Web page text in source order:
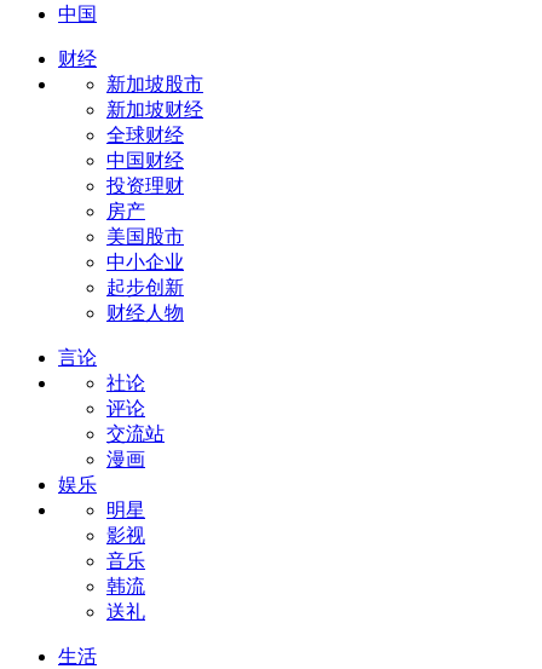
中国
财经
新加坡股市
新加坡财经
全球财经
中国财经
投资理财
房产
美国股市
中小企业
起步创新
财经人物
言论
社论
评论
交流站
漫画
娱乐
明星
影视
音乐
韩流
送礼
生活